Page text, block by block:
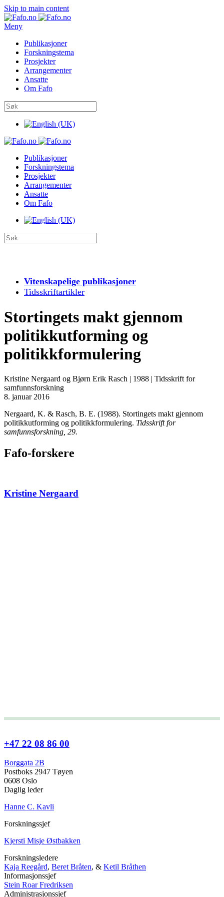
Skip to main content
Meny
Publikasjoner
Forskningstema
Prosjekter
Arrangementer
Ansatte
Om Fafo
Publikasjoner
Forskningstema
Prosjekter
Arrangementer
Ansatte
Om Fafo
Vitenskapelige publikasjoner
Tidsskriftartikler
Stortingets makt gjennom
politikkutforming og
politikkformulering
Kristine Nergaard og Bjørn Erik Rasch | 1988 | Tidsskrift for
samfunnsforskning
8. januar 2016
Nergaard, K. & Rasch, B. E. (1988). Stortingets makt gjennom
politikkutforming og politikkformulering. Tidsskrift for
samfunnsforskning, 29.
Fafo-forskere
Kristine Nergaard
+47 22 08 86 00
Borggata 2B
Postboks 2947 Tøyen
0608 Oslo
Daglig leder
Hanne C. Kavli
Forskningssjef
Kjersti Misje Østbakken
Forskningsledere
Kaja Reegård, Beret Bråten, & Ketil Bråthen
Informasjonssjef
Stein Roar Fredriksen
Administrasjonssjef